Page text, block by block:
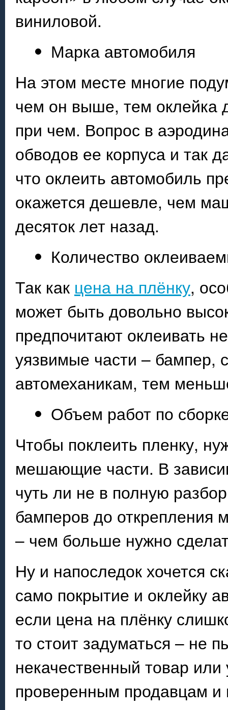
виниловой.
Марка автомобиля
На этом месте многие
чем он выше, тем оклейка
при чем. Вопрос в
обводов ее корпуса и так
что оклеить автомобиль
окажется дешевле, чем
десяток лет назад.
Количество
Так как цена на плёнку,
может быть довольно
предпочитают оклеивать
уязвимые части – бампер,
автомеханикам, тем
Объем работ по
Чтобы поклеить пленку,
мешающие части. В
чуть ли не в полную
бамперов до открепления
– чем больше нужно
Ну и напоследок хочется
само покрытие и оклейку
если цена на плёнку
то стоит задуматься – не
некачественный товар
проверенным продавцам и